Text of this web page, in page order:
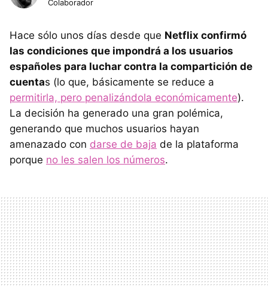
Colaborador
Hace sólo unos días desde que Netflix confirmó
las condiciones que impondrá a los usuarios
españoles para luchar contra la compartición de
cuentas (lo que, básicamente se reduce a
permitirla, pero penalizándola económicamente).
La decisión ha generado una gran polémica,
generando que muchos usuarios hayan
amenazado con darse de baja de la plataforma
porque no les salen los números.